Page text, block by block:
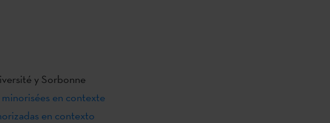
y Sorbonne
minorisées en contexte
en contexto